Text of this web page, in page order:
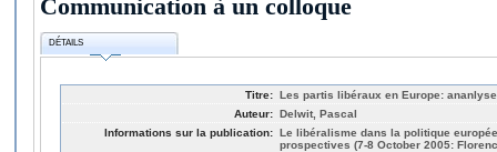
Communication à un colloque
DÉTAILS
Titre: Les partis libéraux en Europe:
Auteur: Delwit, Pascal
Informations sur la publication: Le libéralisme dans la politique
prospectives (7-8 October 2005: